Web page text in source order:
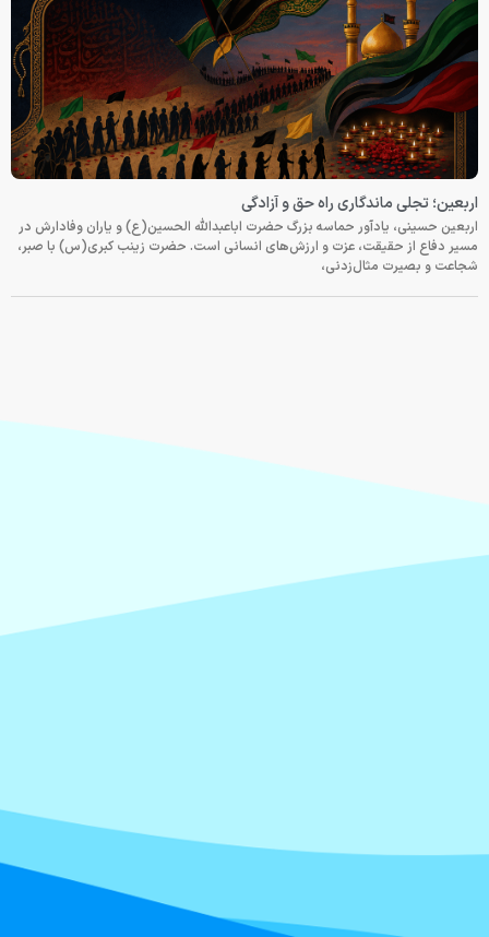
اربعین؛ تجلی ماندگاری راه حق و آزادگی
اربعین حسینی، یادآور حماسه بزرگ حضرت اباعبدالله الحسین(ع) و یاران وفادارش در
مسیر دفاع از حقیقت، عزت و ارزش‌های انسانی است. حضرت زینب کبری(س) با صبر،
شجاعت و بصیرت مثال‌زدنی،